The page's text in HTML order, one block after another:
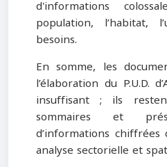
d'informations
population, l’habitat,
besoins.
En somme, les
l’élaboration du P.U.D.
insuffisant ; ils
sommaires et
d’informations
analyse sectorielle et